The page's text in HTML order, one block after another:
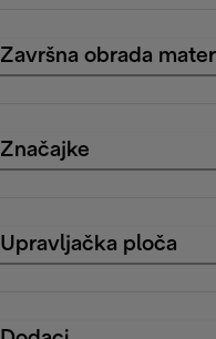
Završna obrada
Značajke
Upravljačka ploča